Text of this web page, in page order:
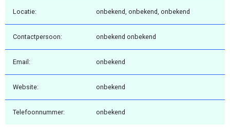
Locatie: onbekend, onbekend, onbekend
Contactpersoon: onbekend onbekend
Email: onbekend
Website: onbekend
Telefoonnummer: onbekend